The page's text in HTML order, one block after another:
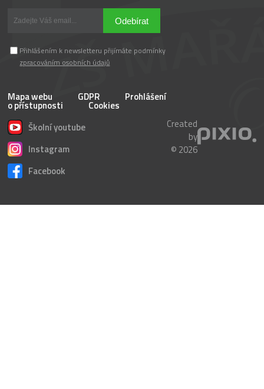
Odebírat
Přihlášením k newsletteru přijímáte podmínky
zpracováním osobních údajů
Mapa webu GDPR Prohlášení
o přístupnosti
Cookies
Školní youtube
Instagram
Facebook
Created
by
© 2026